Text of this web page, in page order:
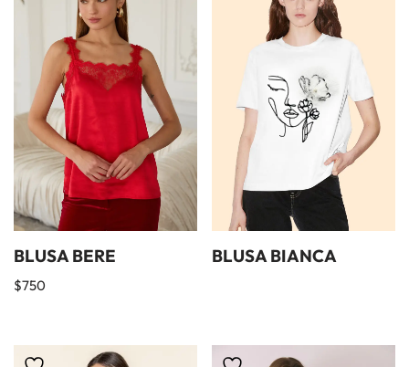
BLUSA BERE
$750
BLUSA BIANCA